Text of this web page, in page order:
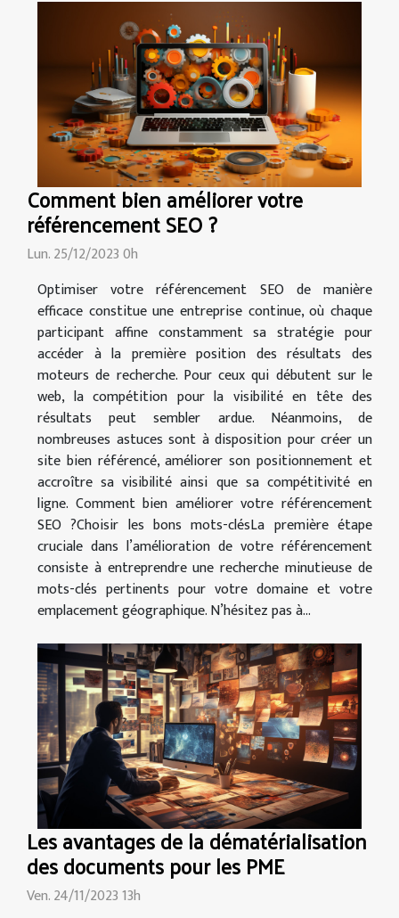
Comment bien améliorer votre
référencement SEO ?
Lun. 25/12/2023 0h
Optimiser votre référencement SEO de manière
efficace constitue une entreprise continue, où chaque
participant affine constamment sa stratégie pour
accéder à la première position des résultats des
moteurs de recherche. Pour ceux qui débutent sur le
web, la compétition pour la visibilité en tête des
résultats peut sembler ardue. Néanmoins, de
nombreuses astuces sont à disposition pour créer un
site bien référencé, améliorer son positionnement et
accroître sa visibilité ainsi que sa compétitivité en
ligne. Comment bien améliorer votre référencement
SEO ?Choisir les bons mots-clésLa première étape
cruciale dans l’amélioration de votre référencement
consiste à entreprendre une recherche minutieuse de
mots-clés pertinents pour votre domaine et votre
emplacement géographique. N’hésitez pas à...
Les avantages de la dématérialisation
des documents pour les PME
Ven. 24/11/2023 13h